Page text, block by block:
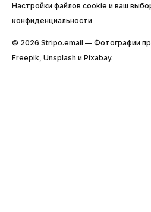
Настройки файлов cookie и ваш
конфиденциальности
© 2026 Stripо.email — Фотографии
Freepik, Unsplash и Pixabay.